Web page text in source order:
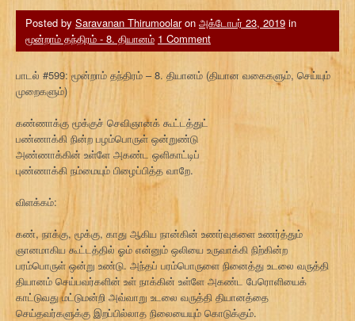
Posted by Saravanan Thirumoolaron அக்டோபர் 23, 2019 in
மூன்றாம் தந்திரம் - 8. தியானம் 1 Comment
பாடல் #599: மூன்றாம் தந்திரம் – 8. தியானம் (தியான வகைகளும், செய்யும்
முறைகளும்)
கண்ணாக்கு மூக்குச் செவிஞானக் கூட்டத்துட்
பண்ணாக்கி நின்ற பழம்பொருள் ஒன்றுண்டு
அண்ணாக்கின் உள்ளே அகண்ட ஒளிகாட்டிப்
புண்ணாக்கி நம்மையும் பிழைப்பித்த வாறே.
விளக்கம்:
கண், நாக்கு, மூக்கு, காது ஆகிய நான்கின் உணர்வுகளை உணர்த்தும்
ஞானமாகிய கூட்டத்தில் ஓம் என்னும் ஒலியை உருவாக்கி நிற்கின்ற
பரம்பொருள் ஒன்று உண்டு. அந்தப் பரம்பொருளை நினைத்து உடலை வருத்தி
தியானம் செய்பவர்களின் உள் நாக்கின் உள்ளே அகண்ட பேரொளியைக்
காட்டுவது மட்டுமன்றி அவ்வாறு உடலை வருத்தி தியானத்தை
செய்தவர்களுக்கு இறப்பில்லாத நிலையையும் கொடுக்கும்.